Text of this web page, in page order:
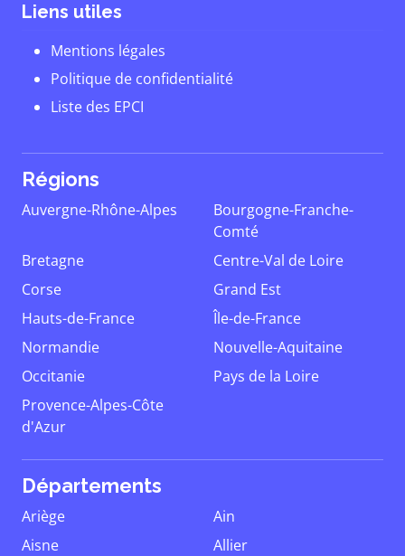
Liens utiles
Mentions légales
Politique de confidentialité
Liste des EPCI
Régions
Auvergne-Rhône-Alpes
Bourgogne-Franche-
Comté
Bretagne
Centre-Val de Loire
Corse
Grand Est
Hauts-de-France
Île-de-France
Normandie
Nouvelle-Aquitaine
Occitanie
Pays de la Loire
Provence-Alpes-Côte
d'Azur
Départements
Ariège
Ain
Aisne
Allier